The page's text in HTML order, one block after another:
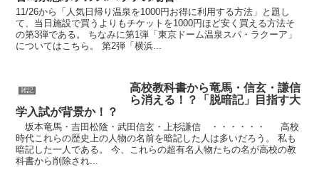
11/26から「人気日帰り温泉を1000円お得に利用する方法」と題し
て、当日施設で買うよりもチケットを1000円ほど安く買える方法そ
の第3弾である。 ちなみに第1弾「東京ドーム温泉スパ・ラクーア」
についてはこちら。 第2弾「横浜...
雑記
高校教科書から竜馬・信玄・謙信
ら消える！？「脱暗記」目指す大
学入試が背景か！？
坂本竜馬・吉田松陰・武田信玄・上杉謙信 ・・・・・・ 高校
時代これらの歴史上の人物の名前を暗記した人は多いだろう。 私も
暗記した一人である。 今、これらの超有名人物たちの名が高校の教
科書から削除され...